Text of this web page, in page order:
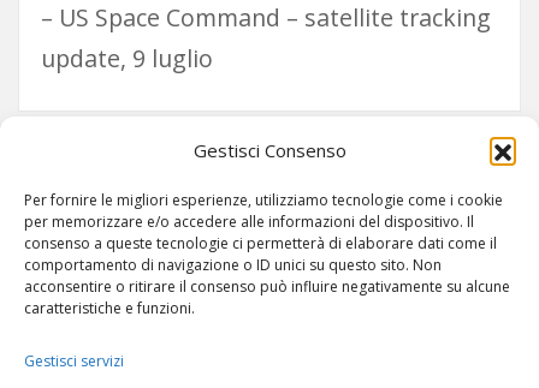
Gestisci Consenso
Per fornire le migliori esperienze, utilizziamo tecnologie come i cookie
per memorizzare e/o accedere alle informazioni del dispositivo. Il
consenso a queste tecnologie ci permetterà di elaborare dati come il
comportamento di navigazione o ID unici su questo sito. Non
acconsentire o ritirare il consenso può influire negativamente su alcune
caratteristiche e funzioni.
Gestisci servizi
– US Space Command – satellite tracking
update, 9 luglio
degli
articoli